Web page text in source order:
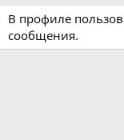
В профиле
сообщения.